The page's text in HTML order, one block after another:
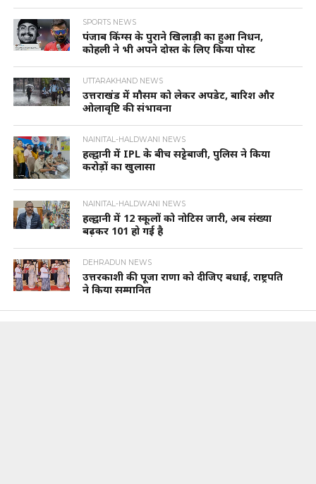
SPORTS NEWS
पंजाब किंग्स के पुराने खिलाड़ी का हुआ निधन,
कोहली ने भी अपने दोस्त के लिए किया पोस्ट
UTTARAKHAND NEWS
उत्तराखंड में मौसम को लेकर अपडेट, बारिश और
ओलावृष्टि की संभावना
NAINITAL-HALDWANI NEWS
हल्द्वानी में IPL के बीच सट्टेबाजी, पुलिस ने किया
करोड़ों का खुलासा
NAINITAL-HALDWANI NEWS
हल्द्वानी में 12 स्कूलों को नोटिस जारी, अब संख्या
बढ़कर 101 हो गई है
DEHRADUN NEWS
उत्तरकाशी की पूजा राणा को दीजिए बधाई, राष्ट्रपति
ने किया सम्मानित